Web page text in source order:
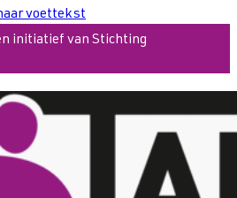
voettekst
initiatief van Stichting